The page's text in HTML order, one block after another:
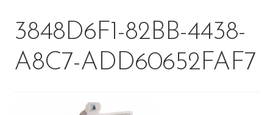
3848D6F1-82BB-4438-
A8C7-ADD60652FAF7